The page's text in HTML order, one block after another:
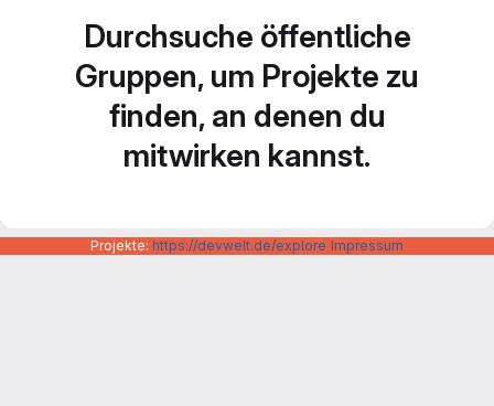
Durchsuche öffentliche
Gruppen, um Projekte zu
finden, an denen du
mitwirken kannst.
Projekte: https://devwelt.de/explore Impressum